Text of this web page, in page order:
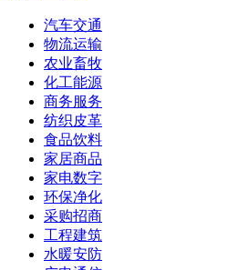
汽车交通
物流运输
农业畜牧
化工能源
商务服务
纺织皮革
食品饮料
家居商品
家电数字
环保净化
采购招商
工程建筑
水暖安防